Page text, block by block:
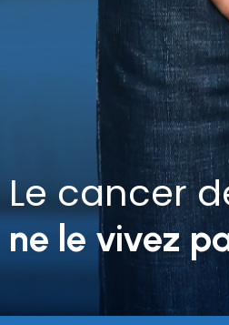
Le cancer
ne le vivez